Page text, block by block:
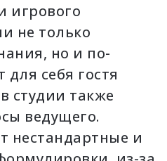
игрового
не только
но и по-
себя гостя
студии также
ведущего.
нестандартные и